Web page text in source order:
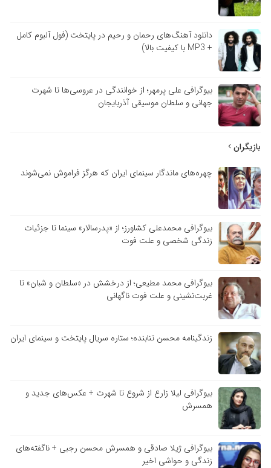
دانلود آهنگ‌های رحمان و رحیم در پایتخت (فول آلبوم کامل
+ MP3 با کیفیت بالا)
بیوگرافی علی پرمهر؛ از خوانندگی در عروسی‌ها تا شهرت
جهانی و سلطان موسیقی آذربایجان
بازیگران
چهره‌های ماندگار سینمای ایران که هرگز فراموش نمی‌شوند
بیوگرافی محمدعلی کشاورز؛ از «پدرسالار» سینما تا جزئیات
زندگی شخصی و علت فوت
بیوگرافی محمد مطیعی؛ از درخشش در «سلطان و شبان» تا
غربت‌نشینی و علت فوت ناگهانی
زندگینامه محسن تنابنده؛ ستاره سریال پایتخت و سینمای ایران
بیوگرافی لیلا زارع از شروع تا شهرت + عکس‌های جدید و
همسرش
بیوگرافی ژیلا صادقی و همسرش محسن رجبی + ناگفته‌های
زندگی و حواشی اخیر